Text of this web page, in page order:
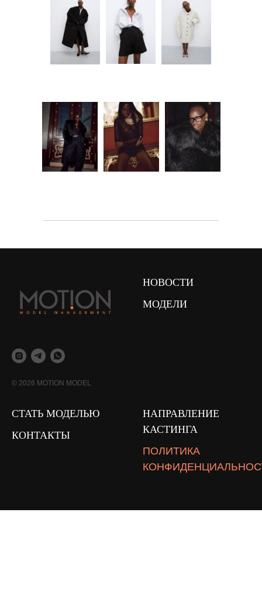
© 2026 MOTION MODEL
НОВОСТИ
МОДЕЛИ
СТАТЬ МОДЕЛЬЮ
КОНТАКТЫ
НАПРАВЛЕНИЕ
КАСТИНГА
ПОЛИТИКА